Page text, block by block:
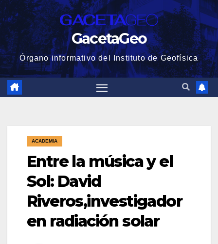
GacetaGeo
Órgano informativo del Instituto de Geofísica
ACADEMIA
Entre la música y el
Sol: David
Riveros,investigador
en radiación solar